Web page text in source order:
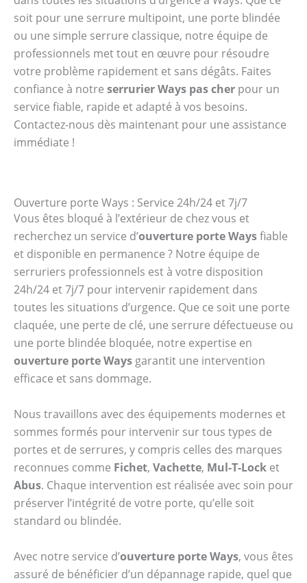
soit pour une serrure multipoint, une porte blindée
ou une simple serrure classique, notre équipe de
professionnels met tout en œuvre pour résoudre
votre problème rapidement et sans dégâts. Faites
confiance à notre serrurier Ways pas cher pour un
service fiable, rapide et adapté à vos besoins.
Contactez-nous dès maintenant pour une assistance
immédiate !
Ouverture porte Ways : Service 24h/24 et 7j/7
Vous êtes bloqué à l’extérieur de chez vous et
recherchez un service d’ouverture porte Waysfiable
et disponible en permanence ? Notre équipe de
serruriers professionnels est à votre disposition
24h/24 et 7j/7 pour intervenir rapidement dans
toutes les situations d’urgence. Que ce soit une porte
claquée, une perte de clé, une serrure défectueuse ou
une porte blindée bloquée, notre expertise en
ouverture porte Waysgarantit une intervention
efficace et sans dommage.
Nous travaillons avec des équipements modernes et
sommes formés pour intervenir sur tous types de
portes et de serrures, y compris celles des marques
reconnues comme Fichet, Vachette, Mul-T-Lock et
Abus. Chaque intervention est réalisée avec soin pour
préserver l’intégrité de votre porte, qu’elle soit
standard ou blindée.
Avec notre service d’ouverture porte Ways, vous êtes
assuré de bénéficier d’un dépannage rapide, quel que